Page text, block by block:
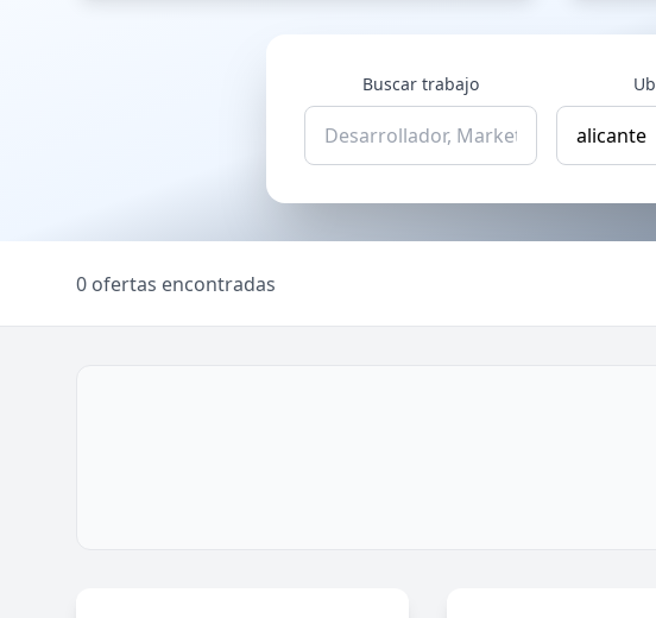
Buscar trabajo
0 ofertas encontradas